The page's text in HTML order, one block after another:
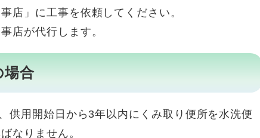
店」に工事を依頼してください。
店が代行します。
場合
用開始日から3年以内にくみ取り便所を水洗便
なりません。